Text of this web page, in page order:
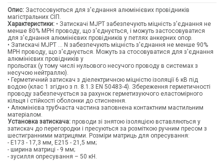
Опис: Застосовуються для з'єднання алюмінієвих провідників
магістральних СІП.
Характеристики: • Затискачі MJPT забезпечують міцність з'єднання не
менше 80% МРН проводу, що з'єднується, і можуть застосовуватися
для з'єднання алюмінієвих провідників у петлях анкерних опор.
• Затискачі MJPT ... N забезпечують міцність з'єднання не менше 90%
МРН проводу, що з'єднується. Можуть за стосовуватися для з'єднання
алюмінієвих провідників у
прольотах (у тому числі нульового несучого проводу в системах з
несучою нейтраллю).
• Герметичний затискач з діелектричною міцністю ізоляції 6 кВ під
водою (клас 1 згідно з п. 8.1.3 EN 50483-4). Збереження герметичності
проводу забезпечується за рахунок герметизуючого еластомірного
кільця і стійкості оболонки до стиснення.
• Алюмінієва трубчаста частина заповнена контактним мастильним
матеріалом.
Установка затискача: проводи зі знятою ізоляцією вставляються у
затискач до перегородки і пресуються за розміткою ручним пресом з
шестигранними матрицями. Розміри матриць для опресування:
- Е173 - 17,3 мм, Е215 - 21,5 мм;
- ширина матриці - 9 мм;
- зусилля опресування – 50 кН.